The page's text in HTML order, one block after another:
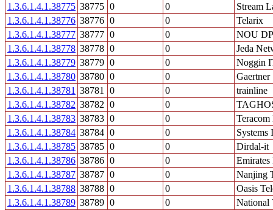
1.3.6.1.4.1.38775 38775 0 0
Stream
1.3.6.1.4.1.38776 38776 0 0
Telarix
1.3.6.1.4.1.38777 38777 0 0
NOU
1.3.6.1.4.1.38778 38778 0 0
Jeda
1.3.6.1.4.1.38779 38779 0 0
Noggin
1.3.6.1.4.1.38780 38780 0 0
Gaertner
1.3.6.1.4.1.38781 38781 0 0
trainline
1.3.6.1.4.1.38782 38782 0 0
1.3.6.1.4.1.38783 38783 0 0
1.3.6.1.4.1.38784 38784 0 0
Systems
1.3.6.1.4.1.38785 38785 0 0
Dirdal-it
1.3.6.1.4.1.38786 38786 0 0
Emirates
1.3.6.1.4.1.38787 38787 0 0
Nanjing
1.3.6.1.4.1.38788 38788 0 0
Oasis
1.3.6.1.4.1.38789 38789 0 0
National